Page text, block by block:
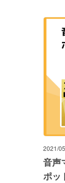
2021/
音声
ポッ